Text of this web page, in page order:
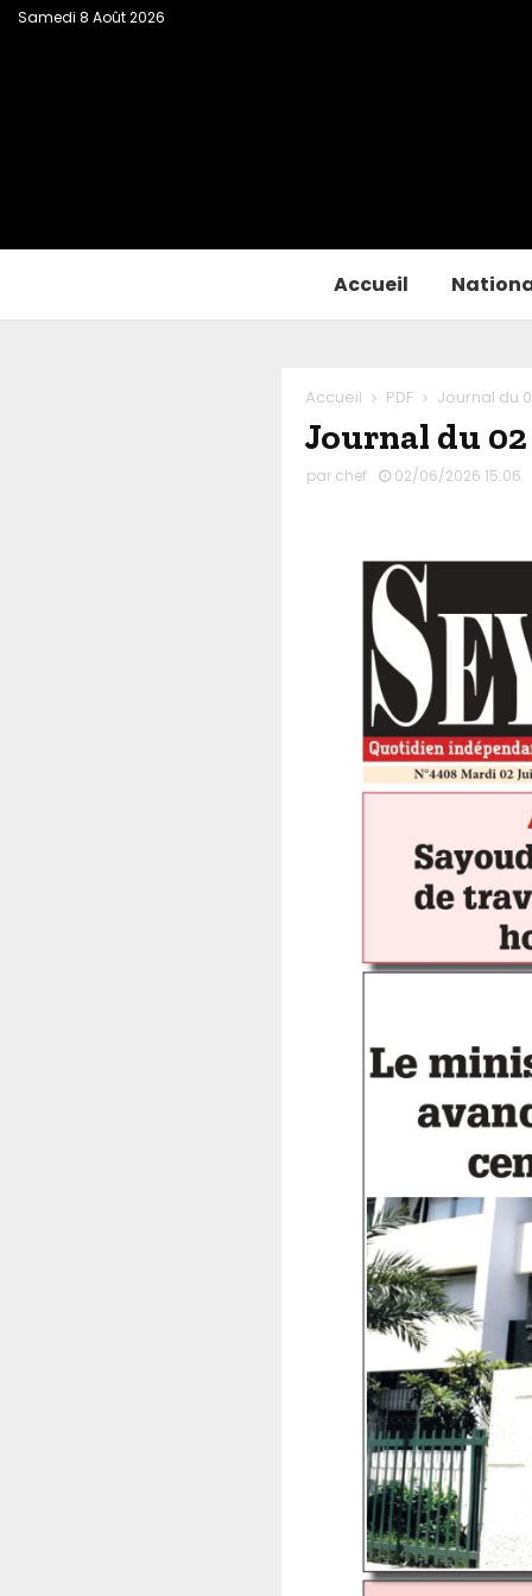
Samedi 8 Août 2026
Accueil
Accueil PDF Journal du
Journal du
par chef 02/06/2026 15:06